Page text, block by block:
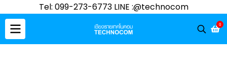
Tel: 099-273-6773 LINE :@technocom
0